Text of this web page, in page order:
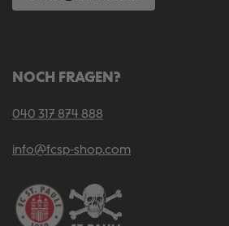
NOCH FRAGEN?
040 317 874 888
info@fcsp-shop.com